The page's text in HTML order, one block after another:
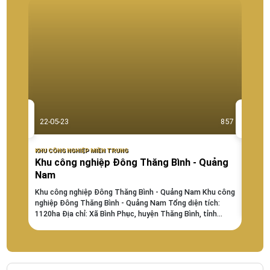
22-05-23 857
KHU CÔNG NGHIỆP MIỀN TRUNG
Khu công nghiệp Đông Thăng Bình - Quảng
Nam
Khu công nghiệp Đông Thăng Bình - Quảng Nam Khu công
nghiệp Đông Thăng Bình - Quảng Nam Tổng diện tích:
1120ha Địa chỉ: Xã Bình Phục, huyện Thăng Bình, tỉnh